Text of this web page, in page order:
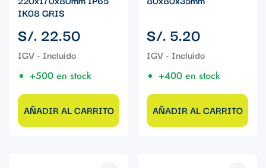
IK08 GRIS
Precio
regular
S/. 22.50
+500 en stock
AÑADIR AL CARRITO
Precio
regular
S/. 5.20
+400 en stock
AÑADIR AL CARRITO